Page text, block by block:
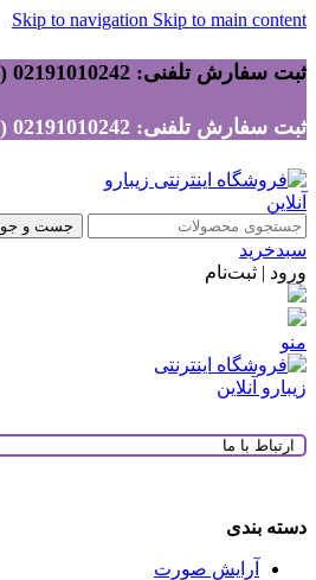
Skip to navigation Skip to main content
ثبت سفارش تلفنی: 02191010242 (ساعات اداری)
ثبت سفارش تلفنی: 02191010242 (ساعات اداری)
جست و جو
سبدخرید
ورود | ثبت‌نام
منو
ارتباط با ما
دسته بندی
آرایش صورت